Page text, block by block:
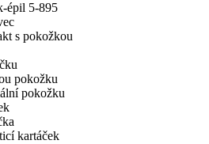
épil 5-895
s pokožkou
pokožku
pokožku
kartáček